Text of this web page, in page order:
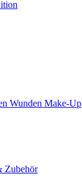
Wunden Make-Up
Zubehör